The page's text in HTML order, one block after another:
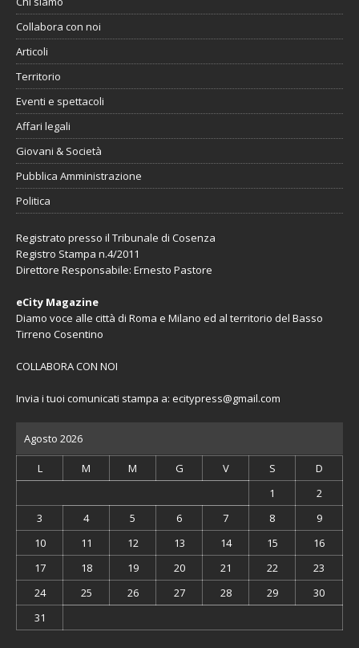
Collabora con noi
Articoli
Territorio
Eventi e spettacoli
Affari legali
Giovani & Società
Pubblica Amministrazione
Politica
Registrato presso il Tribunale di Cosenza
Registro Stampa n.4/2011
Direttore Responsabile: Ernesto Pastore
eCity Magazine
Diamo voce alle città di Roma e Milano ed al territorio del Basso
Tirreno Cosentino
COLLABORA CON NOI
Invia i tuoi comunicati stampa a: ecitypress@gmail.com
Agosto 2026
L M M G V S
D
1
2
3
4 5 6 7 8
9
10
11 12 13 14 15
16
17
18 19 20 21 22
23
24
25 26 27 28 29
30
31